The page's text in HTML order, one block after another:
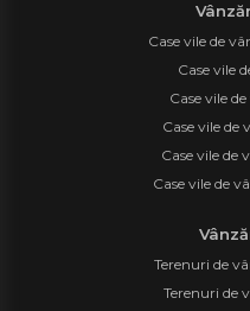
Case vile de
Case vile
Case vile
Case vile de
Case vile de
Case vile de
Terenuri de
Terenuri de